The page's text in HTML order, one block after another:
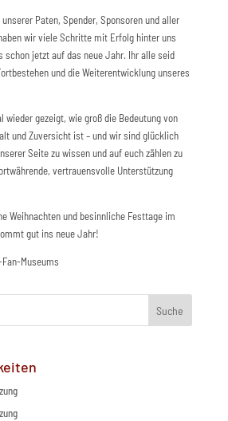
Paten, Spender, Sponsoren und aller
wir viele Schritte mit Erfolg hinter uns
schon jetzt auf das neue Jahr. Ihr alle seid
und die Weiterentwicklung unseres
wieder gezeigt, wie groß die Bedeutung von
und Zuversicht ist – und wir sind glücklich
Seite zu wissen und auf euch zählen zu
vertrauensvolle Unterstützung
Weihnachten und besinnliche Festtage im
gut ins neue Jahr!
Museums
Suche